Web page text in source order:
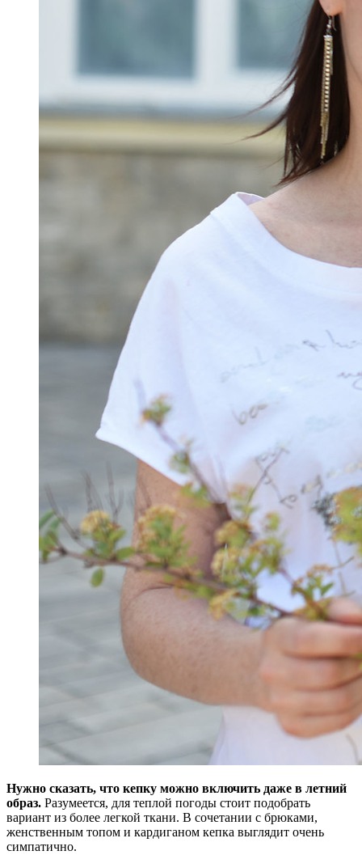
Нужно сказать, что кепку можно включить даже в летний
образ. Разумеется, для теплой погоды стоит подобрать
вариант из более легкой ткани. В сочетании с брюками,
женственным топом и кардиганом кепка выглядит очень
симпатично.